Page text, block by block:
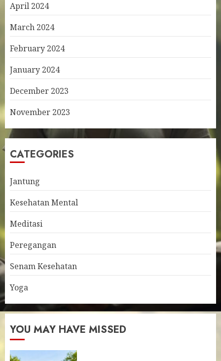
April 2024
March 2024
February 2024
January 2024
December 2023
November 2023
CATEGORIES
Jantung
Kesehatan Mental
Meditasi
Peregangan
Senam Kesehatan
Yoga
YOU MAY HAVE MISSED